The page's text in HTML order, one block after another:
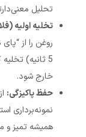
تحلیل
تخلیه اولیه
5 ثانیه)
خارج شود.
حفظ پاکیزگی:
نمونه‌برداری
همیشه تمیز و